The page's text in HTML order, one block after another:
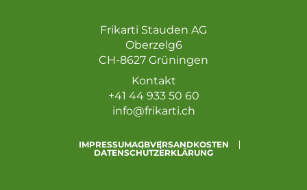
Frikarti Stauden AG
Oberzelg6
CH-8627 Grüningen
Kontakt
+41 44 933 50 60
info@frikarti.ch
IMPRESSUMAGBVERSANDKOSTEN
DATENSCHUTZERKLÄRUNG